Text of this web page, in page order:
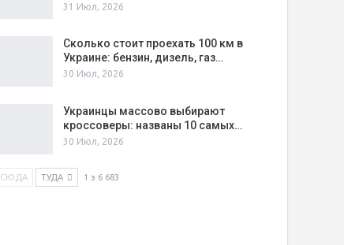
31 Июл, 2026
Сколько стоит проехать 100 км в
Украине: бензин, дизель, газ…
30 Июл, 2026
Украинцы массово выбирают
кроссоверы: названы 10 самых…
30 Июл, 2026
СЮДА ТУДА 1 з 6 683